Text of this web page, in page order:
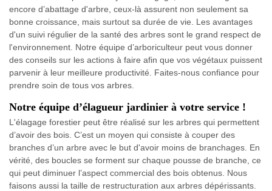
encore d’abattage d'arbre, ceux-là assurent non seulement sa
bonne croissance, mais surtout sa durée de vie. Les avantages
d'un suivi régulier de la santé des arbres sont le grand respect de
l'environnement. Notre équipe d’arboriculteur peut vous donner
des conseils sur les actions à faire afin que vos végétaux puissent
parvenir à leur meilleure productivité. Faites-nous confiance pour
prendre soin de tous vos arbres.
Notre équipe d’élagueur jardinier à votre service !
L'élagage forestier peut être réalisé sur les arbres qui permettent
d’avoir des bois. C’est un moyen qui consiste à couper des
branches d’un arbre avec le but d'avoir moins de branchages. En
vérité, des boucles se forment sur chaque pousse de branche, ce
qui peut diminuer l’aspect commercial des bois obtenus. Nous
faisons aussi la taille de restructuration aux arbres dépérissants.